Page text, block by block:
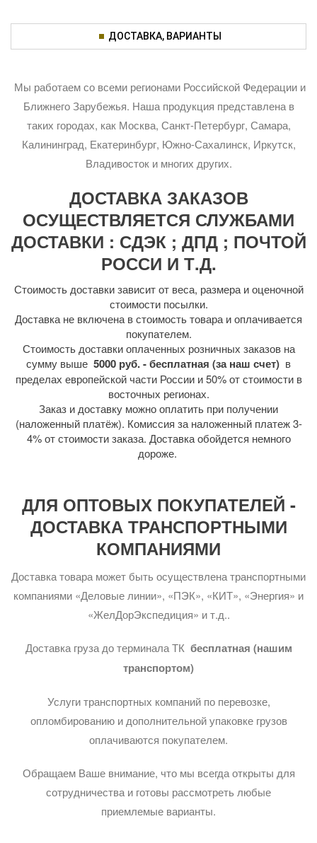
ДОСТАВКА, ВАРИАНТЫ
Мы работаем со всеми регионами Российской Федерации и
Ближнего Зарубежья. Наша продукция представлена в
таких городах, как Москва, Санкт-Петербург, Самара,
Калининград, Екатеринбург, Южно-Сахалинск, Иркутск,
Владивосток и многих других.
ДОСТАВКА ЗАКАЗОВ
ОСУЩЕСТВЛЯЕТСЯ СЛУЖБАМИ
ДОСТАВКИ : СДЭК ; ДПД ; ПОЧТОЙ
РОССИ И Т.Д.
Стоимость доставки зависит от веса, размера и оценочной
стоимости посылки.
Доставка не включена в стоимость товара и оплачивается
покупателем.
Стоимость доставки оплаченных розничных заказов на
сумму выше 5000 руб. - бесплатная (за наш счет) в
пределах европейской части России и 50% от стоимости в
восточных регионах.
Заказ и доставку можно оплатить при получении
(наложенный платёж). Комиссия за наложенный платеж 3-
4% от стоимости заказа. Доставка обойдется немного
дороже.
ДЛЯ ОПТОВЫХ ПОКУПАТЕЛЕЙ -
ДОСТАВКА ТРАНСПОРТНЫМИ
КОМПАНИЯМИ
Доставка товара может быть осуществлена транспортными
компаниями «Деловые линии», «ПЭК», «КИТ», «Энергия» и
«ЖелДорЭкспедиция» и т.д..
Доставка груза до терминала ТК бесплатная (нашим
транспортом)
Услуги транспортных компаний по перевозке,
опломбированию и дополнительной упаковке грузов
оплачиваются покупателем.
Обращаем Ваше внимание, что мы всегда открыты для
сотрудничества и готовы рассмотреть любые
приемлемые варианты.